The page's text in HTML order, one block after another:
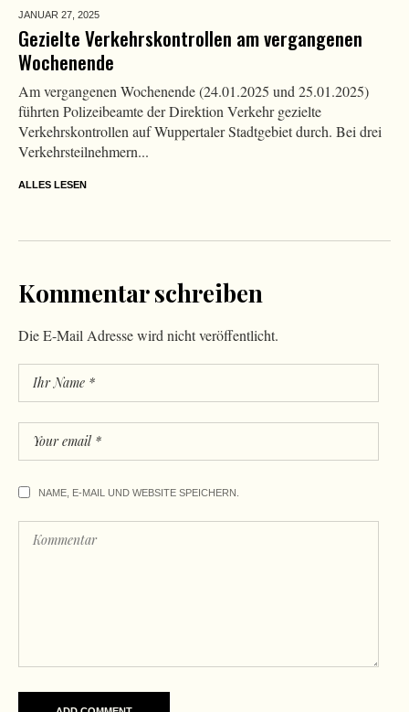
JANUAR 27, 2025
Gezielte Verkehrskontrollen am vergangenen
Wochenende
Am vergangenen Wochenende (24.01.2025 und 25.01.2025)
führten Polizeibeamte der Direktion Verkehr gezielte
Verkehrskontrollen auf Wuppertaler Stadtgebiet durch. Bei drei
Verkehrsteilnehmern...
ALLES LESEN
Kommentar schreiben
Die E-Mail Adresse wird nicht veröffentlicht.
NAME, E-MAIL UND WEBSITE SPEICHERN.